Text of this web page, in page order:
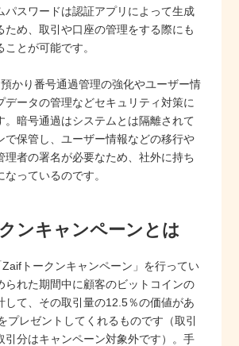
パスワードは認証アプリによって生成
ため、取引や口座の管理をする際にも
とが可能です。
かり番号通過管理の強化やユーザー情
データの管理などセキュリティ対策に
。暗号通過はシステムとは隔離されて
で保管し、ユーザー情報などの移行や
理者の署名が必要なため、社外に持ち
っているのです。
ンキャンペーンとは
トークンキャンペーン」を行ってい
られた期間中に顧客のビットコインの
して、その取引量の12.5％の価値があ
プレゼントしてくれるものです（取引
引分はキャンペーン対象外です）。手